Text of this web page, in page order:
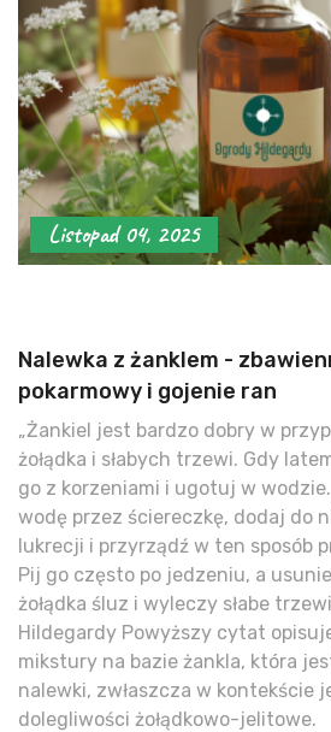
Listopad 04, 2025
Nalewka z żanklem -
pokarmowy i gojenie ran
„Żankiel jest bardzo dobry w
żołądka i słabych trzewi. Gdy
go z korzeniami i ugotuj w
wodę przez ściereczkę, dodaj do
lukrecji i przyrządź w ten sposób
Pij go często po jedzeniu, a
żołądka śluz i wyleczy słabe
Hildegardy Powyższy cytat
mikstury na bazie żankla, która
nalewki, zwłaszcza w kontekście
dolegliwości żołądkowo-jelitowe.